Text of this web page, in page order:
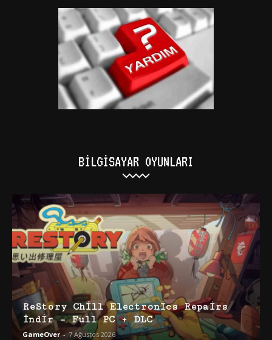
BILGISAYAR OYUNLARI
ReStory Chill Electronics Repairs
İndir – Full PC + DLC
GameOver - 7 Ağustos 2026